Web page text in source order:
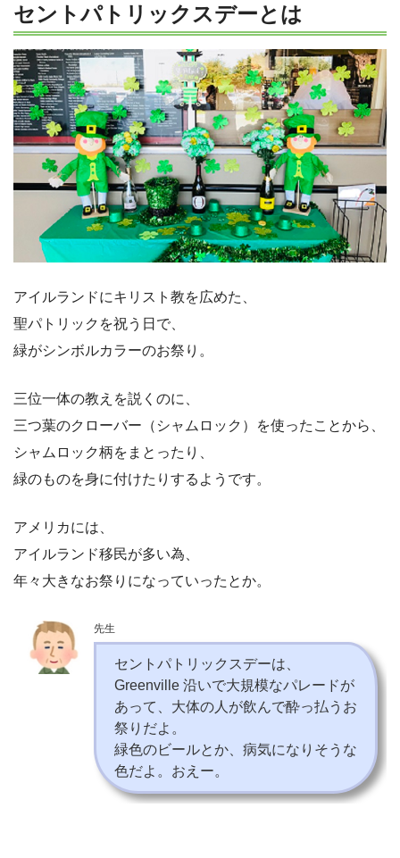
セントパトリックスデーとは
アイルランドにキリスト教を広めた、
聖パトリックを祝う日で、
緑がシンボルカラーのお祭り。
三位一体の教えを説くのに、
三つ葉のクローバー（シャムロック）を使ったことから、
シャムロック柄をまとったり、
緑のものを身に付けたりするようです。
アメリカには、
アイルランド移民が多い為、
年々大きなお祭りになっていったとか。
先生
セントパトリックスデーは、
Greenville 沿いで大規模なパレードが
あって、大体の人が飲んで酔っ払うお
祭りだよ。
緑色のビールとか、病気になりそうな
色だよ。おえー。